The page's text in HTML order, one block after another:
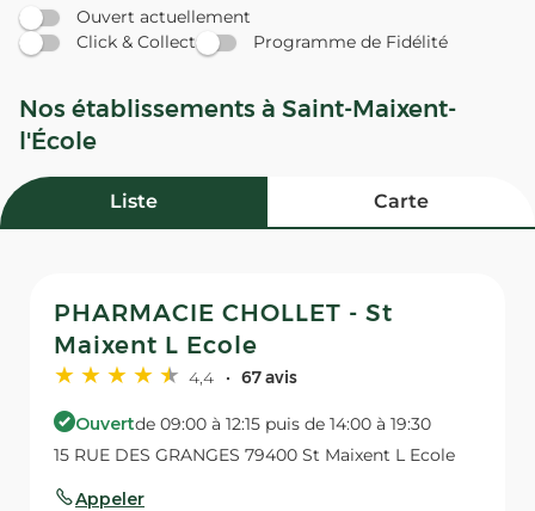
Ouvert actuellement
Click & Collect
Programme de Fidélité
Nos établissements à Saint-Maixent-
l'École
Liste Carte
PHARMACIE CHOLLET - St
Maixent L Ecole
4,4 67 avis
Ouvertde 09:00 à 12:15 puis de 14:00 à 19:30
15 RUE DES GRANGES 79400 St Maixent L Ecole
Appeler